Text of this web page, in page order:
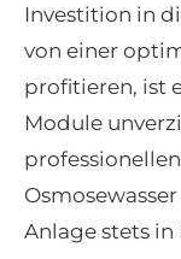
Investition in
von einer
profitieren, ist
Module
Anlage stets